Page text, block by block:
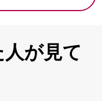
が見て